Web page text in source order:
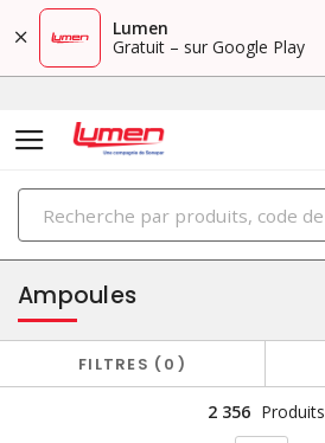
Lumen
Gratuit – sur Google Play
PRODUITS
éclairage
Ampoules
FILTRES 0
2 356 Produits